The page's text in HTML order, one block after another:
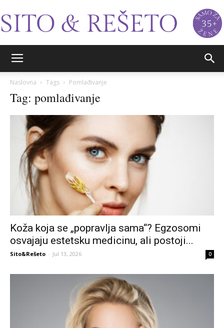
Naslovna Tags Pomlađivanje
Tag: pomlađivanje
Koža koja se „popravlja sama“? Egzosomi
osvajaju estetsku medicinu, ali postoji...
Sito&Rešeto - Jul 13, 2026 0